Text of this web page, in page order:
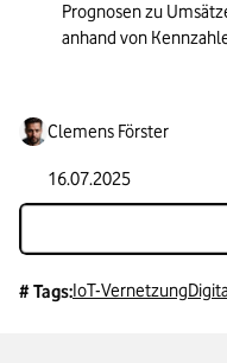
Prognosen zu
anhand von
Clemens Förster
16.07.2025
# Tags:IoT-Vernetzung